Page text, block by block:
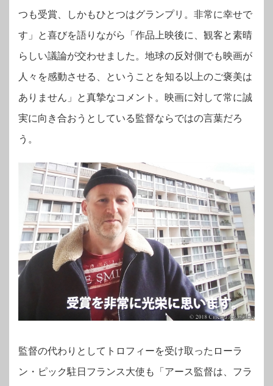
つも受賞、しかもひとつはグランプリ。非常に幸せで
す」と喜びを語りながら「作品上映後に、観客と素晴
らしい議論が交わせました。地球の反対側でも映画が
人々を感動させる、ということを知る以上のご褒美は
ありません」と真摯なコメント。映画に対して常に誠
実に向き合おうとしている監督ならではの言葉だろ
う。
監督の代わりとしてトロフィーを受け取ったローラ
ン・ピック駐日フランス大使も「アース監督は、フラ